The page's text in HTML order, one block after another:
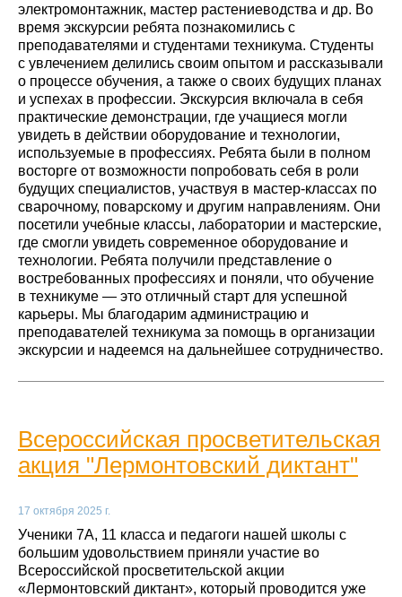
электромонтажник, мастер растениеводства и др. Во
время экскурсии ребята познакомились с
преподавателями и студентами техникума. Студенты
с увлечением делились своим опытом и рассказывали
о процессе обучения, а также о своих будущих планах
и успехах в профессии. Экскурсия включала в себя
практические демонстрации, где учащиеся могли
увидеть в действии оборудование и технологии,
используемые в профессиях. Ребята были в полном
восторге от возможности попробовать себя в роли
будущих специалистов, участвуя в мастер-классах по
сварочному, поварскому и другим направлениям. Они
посетили учебные классы, лаборатории и мастерские,
где смогли увидеть современное оборудование и
технологии. Ребята получили представление о
востребованных профессиях и поняли, что обучение
в техникуме — это отличный старт для успешной
карьеры. Мы благодарим администрацию и
преподавателей техникума за помощь в организации
экскурсии и надеемся на дальнейшее сотрудничество.
Всероссийская просветительская
акция "Лермонтовский диктант"
17 октября 2025 г.
Ученики 7А, 11 класса и педагоги нашей школы с
большим удовольствием приняли участие во
Всероссийской просветительской акции
«Лермонтовский диктант», который проводится уже